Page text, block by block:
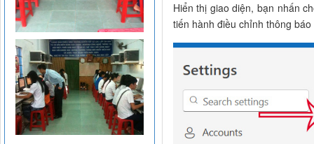
Hiển thị giao diện, bạn nhấn
tiến hành điều chỉnh thông